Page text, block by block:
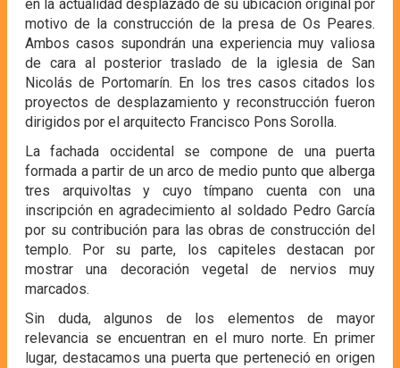
en la actualidad desplazado de su ubicación original por
motivo de la construcción de la presa de Os Peares.
Ambos casos supondrán una experiencia muy valiosa
de cara al posterior traslado de la iglesia de San
Nicolás de Portomarín. En los tres casos citados los
proyectos de desplazamiento y reconstrucción fueron
dirigidos por el arquitecto Francisco Pons Sorolla.
La fachada occidental se compone de una puerta
formada a partir de un arco de medio punto que alberga
tres arquivoltas y cuyo tímpano cuenta con una
inscripción en agradecimiento al soldado Pedro García
por su contribución para las obras de construcción del
templo. Por su parte, los capiteles destacan por
mostrar una decoración vegetal de nervios muy
marcados.
Sin duda, algunos de los elementos de mayor
relevancia se encuentran en el muro norte. En primer
lugar, destacamos una puerta que perteneció en origen